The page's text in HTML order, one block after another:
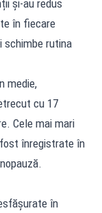
și-au redus
în fiecare
schimbe rutina
medie,
cu 17
Cele mai mari
înregistrate în
în